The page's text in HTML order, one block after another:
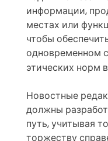
информации,
местах или
чтобы
одновременном
этических норм
Новостные
должны
путь, учитывая
торжеству